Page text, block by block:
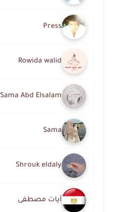
Press
Rowida walid
Sama Abd Elsalam
Sama
Shrouk eldaly
آيات مصطفى